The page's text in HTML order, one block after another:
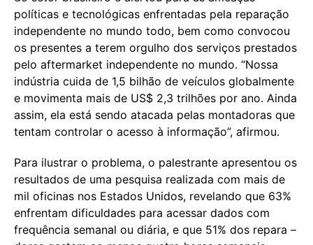
políticas e tecnológicas enfrentadas pela reparação
independente no mundo todo, bem como convocou
os presentes a terem orgulho dos serviços prestados
pelo aftermarket independente no mundo. “Nossa
indústria cuida de 1,5 bilhão de veículos globalmente
e movimenta mais de US$ 2,3 trilhões por ano. Ainda
assim, ela está sendo atacada pelas montadoras que
tentam controlar o acesso à informação”, afirmou.
Para ilustrar o problema, o palestrante apresentou os
resultados de uma pesquisa realizada com mais de
mil oficinas nos Estados Unidos, revelando que 63%
enfrentam dificuldades para acessar dados com
frequência semanal ou diária, e que 51% dos repara –